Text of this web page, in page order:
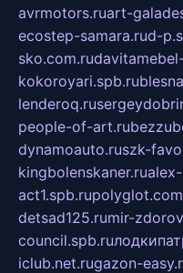
avrmotors.ruart-
ecostep-samara.rud-
sko.com.ru
kokoroyari.spb.ru
lenderoq.ru
people-of-art.ru
dynamoauto.ruszk-
kingbolenskaner.ru
act1.spb.ru
detsad125.rumir-
council.spb.ru
iclub.net.rugazon-